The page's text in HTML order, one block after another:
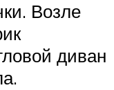
Возле
диван